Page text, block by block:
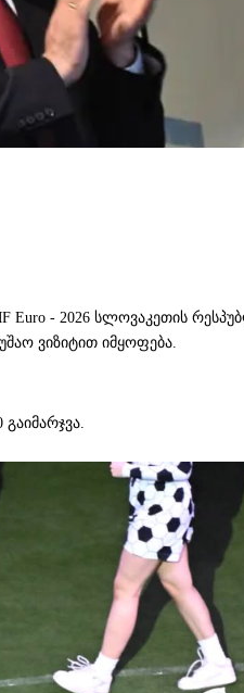
- 2026 სლოვაკეთის
ვიზიტით იმყოფება.